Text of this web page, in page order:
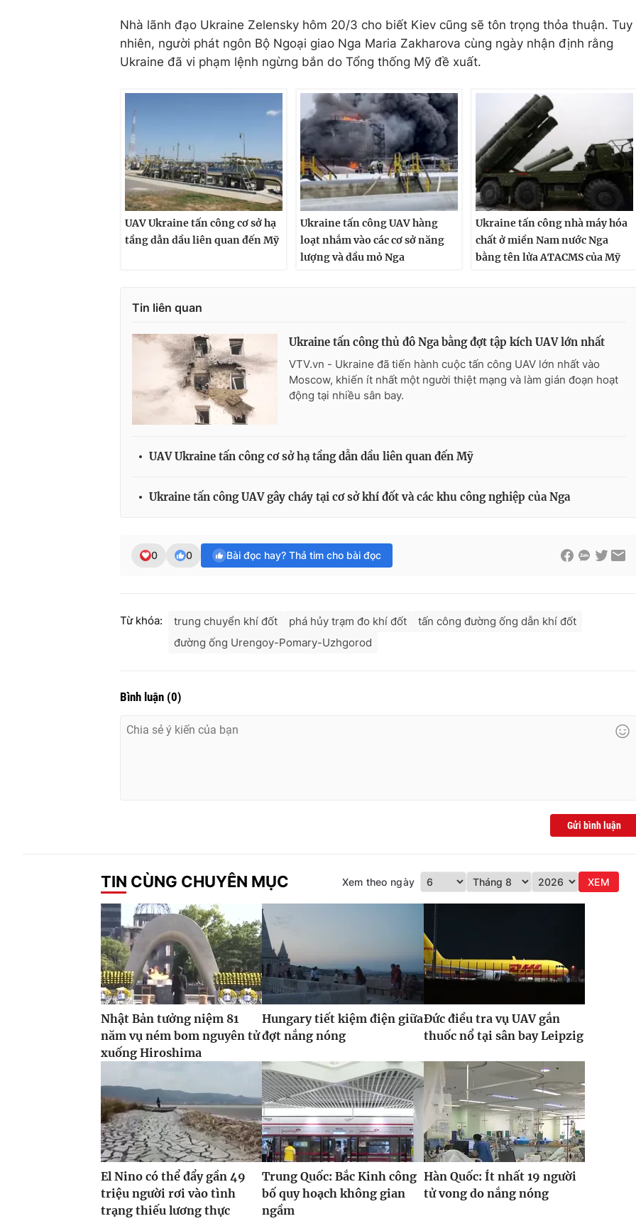
Nhà lãnh đạo Ukraine Zelensky hôm 20/3 cho biết Kiev cũng sẽ tôn trọng thỏa thuận. Tuy
nhiên, người phát ngôn Bộ Ngoại giao Nga Maria Zakharova cùng ngày nhận định rằng
Ukraine đã vi phạm lệnh ngừng bắn do Tổng thống Mỹ đề xuất.
UAV Ukraine tấn công cơ sở hạ
tầng dẫn dầu liên quan đến Mỹ
Ukraine tấn công UAV hàng
loạt nhắm vào các cơ sở năng
lượng và dầu mỏ Nga
Ukraine tấn công nhà máy hóa
chất ở miền Nam nước Nga
bằng tên lửa ATACMS của Mỹ
Tin liên quan
Ukraine tấn công thủ đô Nga bằng đợt tập kích UAV lớn nhất
VTV.vn - Ukraine đã tiến hành cuộc tấn công UAV lớn nhất vào
Moscow, khiến ít nhất một người thiệt mạng và làm gián đoạn hoạt
động tại nhiều sân bay.
UAV Ukraine tấn công cơ sở hạ tầng dẫn dầu liên quan đến Mỹ
Ukraine tấn công UAV gây cháy tại cơ sở khí đốt và các khu công nghiệp của Nga
0 0 Bài đọc hay? Thả tim cho bài đọc
Từ khóa: trung chuyển khí đốt phá hủy trạm đo khí đốt
tấn công đường ống dẫn khí đốt
đường ống Urengoy-Pomary-Uzhgorod
Bình luận (0)
Gửi bình luận
TIN CÙNG CHUYÊN MỤC Xem theo ngày XEM
Nhật Bản tưởng niệm 81
năm vụ ném bom nguyên tử
xuống Hiroshima
Hungary tiết kiệm điện giữa
đợt nắng nóng
Đức điều tra vụ UAV gắn
thuốc nổ tại sân bay Leipzig
El Nino có thể đẩy gần 49
triệu người rơi vào tình
trạng thiếu lương thực
Trung Quốc: Bắc Kinh công
bố quy hoạch không gian
ngầm
Hàn Quốc: Ít nhất 19 người
tử vong do nắng nóng